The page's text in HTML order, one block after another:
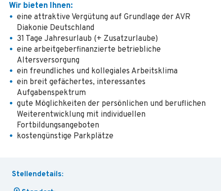
Wir bieten Ihnen:
eine attraktive Vergütung auf Grundlage der AVR
Diakonie Deutschland
31 Tage Jahresurlaub (+ Zusatzurlaube)
eine arbeitgeberfinanzierte betriebliche
Altersversorgung
ein freundliches und kollegiales Arbeitsklima
ein breit gefächertes, interessantes
Aufgabenspektrum
gute Möglichkeiten der persönlichen und beruflichen
Weiterentwicklung mit individuellen
Fortbildungsangeboten
kostengünstige Parkplätze
Stellendetails: